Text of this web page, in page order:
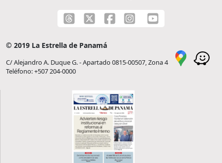
© 2019 La Estrella de Panamá
C/ Alejandro A. Duque G. - Apartado 0815-00507, Zona 4
Teléfono: +507 204-0000